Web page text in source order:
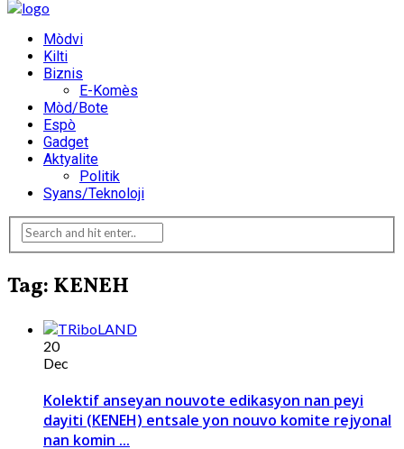
Mòdvi
Kilti
Biznis
E-Komès
Mòd/Bote
Espò
Gadget
Aktyalite
Politik
Syans/Teknoloji
Tag: KENEH
20
Dec
Kolektif anseyan nouvote edikasyon nan peyi
dayiti (KENEH) entsale yon nouvo komite rejyonal
nan komin ...